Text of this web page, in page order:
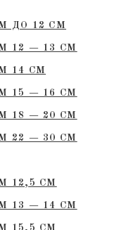
ДО 12 СМ
12 — 13 СМ
14 СМ
15 — 16 СМ
18 — 20 СМ
22 — 30 СМ
12,5 СМ
13 — 14 СМ
15,5 СМ